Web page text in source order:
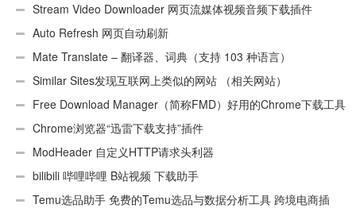
Stream Video Downloader 网页流媒体视频音频下载插件
Auto Refresh 网页自动刷新
Mate Translate – 翻译器、词典（支持 103 种语言）
Similar Sites发现互联网上类似的网站 （相关网站）
Free Download Manager（简称FMD）好用的Chrome下载工具
插件Chrome浏览器“迅雷下载支持”插件
ModHeader 自定义HTTP请求头利器
bilibili 哔哩哔哩 B站视频 下载助手
Temu选品助手 免费的Temu选品与数据分析工具 跨境电商插